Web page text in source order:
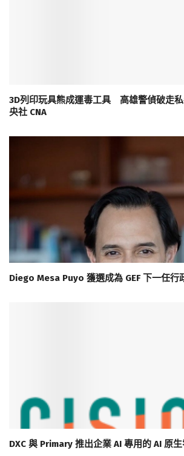
3D列印玩具熊成運毒工具 高雄警偵破走
央社 CNA
Diego Mesa Puyo 獲選成為 GEF 下一任行
DXC 與 Primary 推出企業 AI 專用的 AI 原